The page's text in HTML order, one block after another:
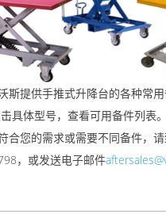
斯提供手推式升降台的各种常
具体型号，查看可用备件列表
合您的需求或需要不同备件，
，或发送电子邮件